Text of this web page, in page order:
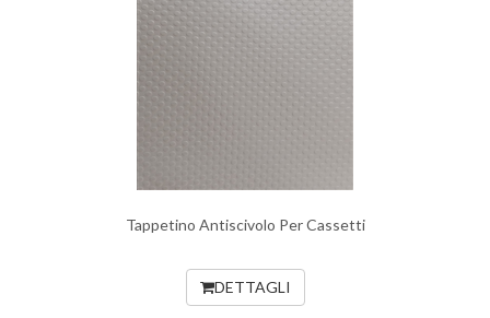
Tappetino Antiscivolo Per Cassetti
DETTAGLI